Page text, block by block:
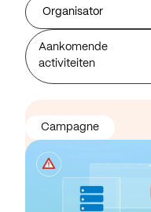
Organisator
Aankomende
activiteiten
Campagne